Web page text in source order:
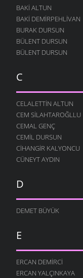
BAKI ALTUN
BAKI DEMIRPEHLIVAN
BURAK DURSUN
BÜLENT DURSUN
BÜLENT DURSUN
C
CELALETTIN ALTUN
CEM SILAHTAROĞLLU
CEMAL GENÇ
CEMIL DURSUN
CIHANGIR KALYONCU
CÜNEYT AYDIN
D
DEMET BÜYÜK
E
ERCAN DEMIRCI
ERCAN YALÇINKAYA